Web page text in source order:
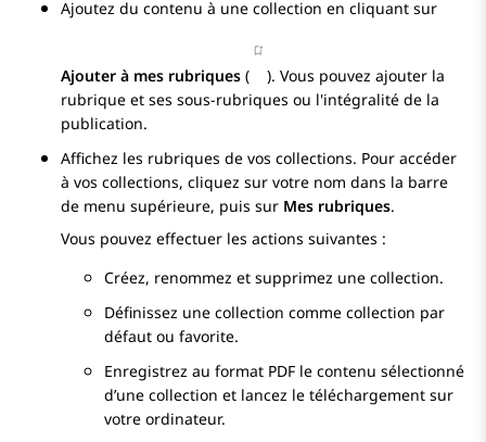
Ajoutez du contenu à une collection en cliquant sur
Ajouter à mes rubriques (
). Vous pouvez ajouter la
rubrique et ses sous-rubriques ou l'intégralité de la
publication.
Affichez les rubriques de vos collections. Pour accéder
à vos collections, cliquez sur votre nom dans la barre
de menu supérieure, puis sur Mes rubriques.
Vous pouvez effectuer les actions suivantes :
Créez, renommez et supprimez une collection.
Définissez une collection comme collection par
défaut ou favorite.
Enregistrez au format PDF le contenu sélectionné
d’une collection et lancez le téléchargement sur
votre ordinateur.